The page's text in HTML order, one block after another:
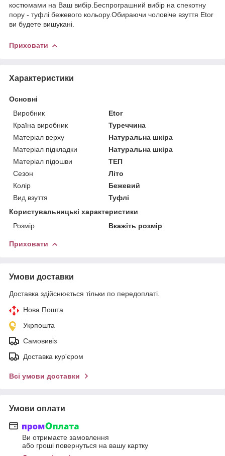
костюмами на Ваш вибір.Беспрограшний вибір на спекотну
пору - туфлі бежевого кольору.Обираючи чоловіче взуття Etor
ви будете вишукані.
Приховати
Характеристики
Основні
Виробник
Etor
Країна виробник
Туреччина
Матеріал верху
Натуральна шкіра
Матеріал підкладки
Натуральна шкіра
Матеріал підошви
ТЕП
Сезон
Літо
Колір
Бежевий
Вид взуття
Туфлі
Користувальницькі характеристики
Розмір
Вкажіть розмір
Приховати
Умови доставки
Доставка здійснюється тільки по передоплаті.
Нова Пошта
Укрпошта
Самовивіз
Доставка кур'єром
Всі умови доставки
Умови оплати
Ви отримаєте замовлення
або гроші повернуться на вашу картку